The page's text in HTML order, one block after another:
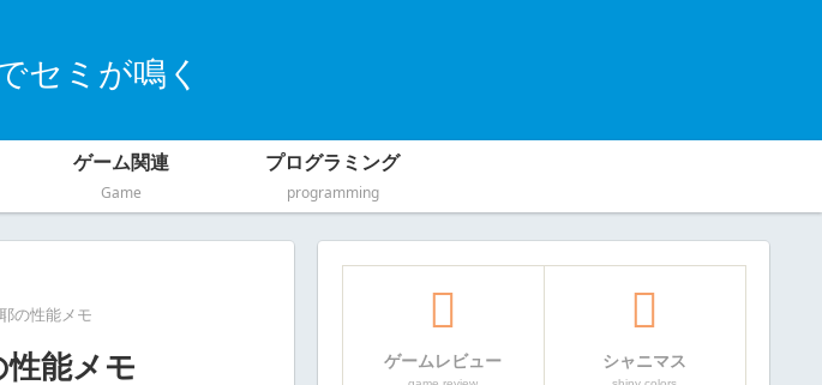
セミが鳴く
ゲーム関連
Game
プログラミング
programming
の性能メモ
性能メモ ゲームレビュー シャニマス